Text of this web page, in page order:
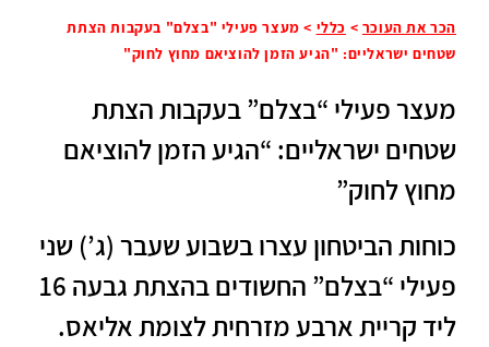
הכר את העוכר > כללי > מעצר פעילי "בצלם" בעקבות הצתת
שטחים ישראליים: "הגיע הזמן להוציאם מחוץ לחוק"
מעצר פעילי “בצלם” בעקבות הצתת
שטחים ישראליים: “הגיע הזמן להוציאם
מחוץ לחוק”
כוחות הביטחון עצרו בשבוע שעבר (ג’) שני
פעילי “בצלם” החשודים בהצתת גבעה 16
ליד קריית ארבע מזרחית לצומת אליאס.